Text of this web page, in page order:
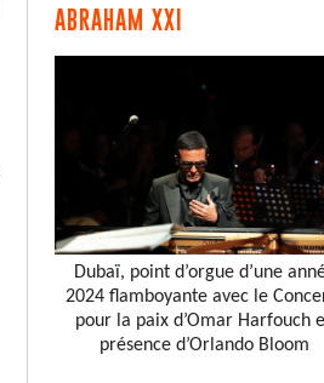
ABRAHAM XXI
Dubaï, point d’orgue d’une
2024 flamboyante avec le
pour la paix d’Omar Harfouch
présence d’Orlando Bloom